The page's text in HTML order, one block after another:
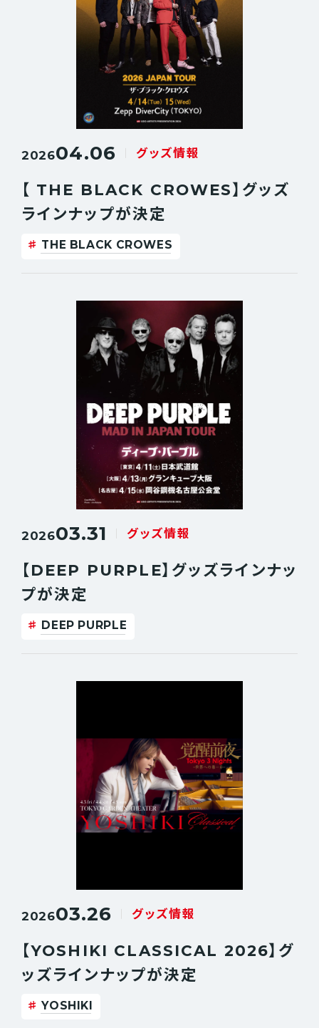
202604.06 グッズ情報
【 THE BLACK CROWES】グッズ
ラインナップが決定
THE BLACK CROWES
202603.31 グッズ情報
【DEEP PURPLE】グッズラインナッ
プが決定
DEEP PURPLE
202603.26 グッズ情報
【YOSHIKI CLASSICAL 2026】グ
ッズラインナップが決定
YOSHIKI